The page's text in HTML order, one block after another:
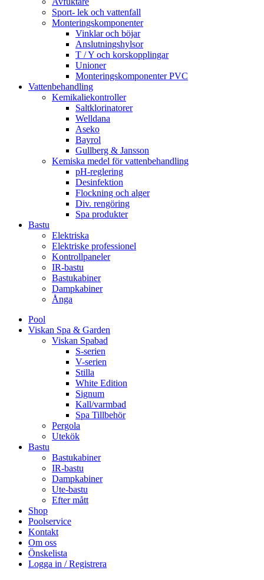
Sport- lek och vattenfall
Monteringskomponenter
Vinklar och böjar
Anslutningshylsor
T / Y och korskopplingar
Unioner
Monteringskomponenter PVC
Vattenbehandling
Kemikaliekontroller
Saltklorinatorer
Welldana
Aseko
Bayrol
Gullberg & Jansson
Kemiska medel för vattenbehandling
pH-reglering
Desinfektion
Flockning och alger
Div. rengöring
Spa produkter
Bastu
Elektriska
Elektriske professionel
Kontrollpaneler
IR-bastu
Bastukabiner
Dampkabiner
Ånga
Pool
Viskan Spa & Garden
Viskan Spabad
S-serien
V-serien
Stilla
White Edition
Signum
Kall/varmbad
Spa Tillbehör
Pergola
Utekök
Bastu
Bastukabiner
IR-bastu
Dampkabiner
Ute-bastu
Efter mått
Shop
Poolservice
Kontakt
Om oss
Önskelista
Logga in / Registrera